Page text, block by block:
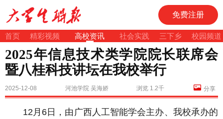
免费注册
首页 精彩视频 高校资讯 社会实践 三下乡 校园频道
2025年信息技术类学院院长联席会
暨八桂科技讲坛在我校举行
2025-12-08 河池学院 吴海娇 浏览 1.2千 分享
12月6日，由广西人工智能学会主办、我校承办的